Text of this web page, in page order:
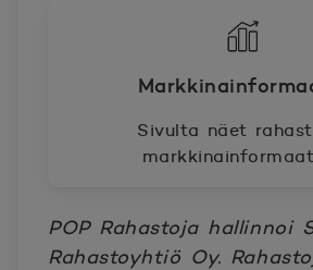
Sivulta näet
POP Rahastoja hallinnoi
Rahastoyhtiö Oy.